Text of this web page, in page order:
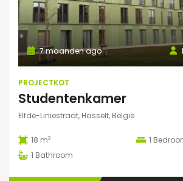
7 maanden ago
PROJECTKOT
Studentenkamer
Elfde-Liniestraat, Hasselt, België
18 m2 1
1 Bathroom